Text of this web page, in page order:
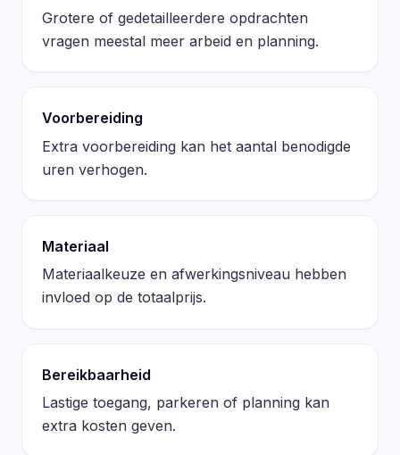
Grotere of gedetailleerdere opdrachten
vragen meestal meer arbeid en planning.
Voorbereiding
Extra voorbereiding kan het aantal benodigde
uren verhogen.
Materiaal
Materiaalkeuze en afwerkingsniveau hebben
invloed op de totaalprijs.
Bereikbaarheid
Lastige toegang, parkeren of planning kan
extra kosten geven.